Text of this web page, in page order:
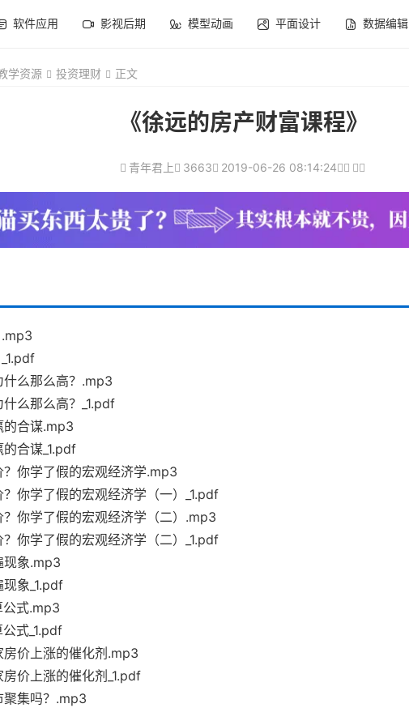
软件应用 影视后期 模型动画 平面设计 数据编辑
学资源 投资理财 正文
《徐远的房产财富课程》
青年君上 3663 2019-06-26 08:14:24
么那么高？.mp3
么那么高？_1.pdf
的合谋.mp3
合谋_1.pdf
你学了假的宏观经济学.mp3
你学了假的宏观经济学（一）_1.pdf
你学了假的宏观经济学（二）.mp3
你学了假的宏观经济学（二）_1.pdf
现象.mp3
象_1.pdf
公式.mp3
式_1.pdf
价上涨的催化剂.mp3
价上涨的催化剂_1.pdf
集吗？.mp3